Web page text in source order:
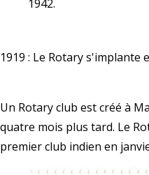
1942.
1919 : Le Rotary s'implante
Un Rotary club est créé à
quatre mois plus tard. Le
premier club indien en